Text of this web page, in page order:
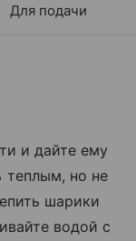
Для подачи
и дайте ему
но не
шарики
водой с